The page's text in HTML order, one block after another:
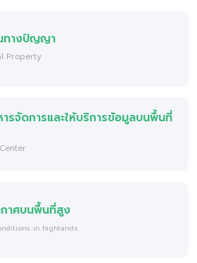
ทางปัญญา
Property
ารจัดการและให้บริการข้อมูลบนพื้นที่
าศบนพื้นที่สูง
in highlands